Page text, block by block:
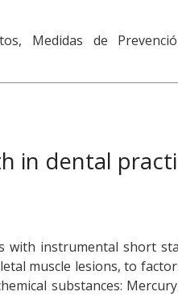
Medidas de
in dental
with instrumental short
muscle lesions, to
substances: